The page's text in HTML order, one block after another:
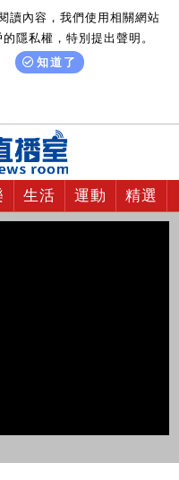
讀內容，我們使用相關網站
隱私權，特別提出聲明。
知道了
生活 運動 精選